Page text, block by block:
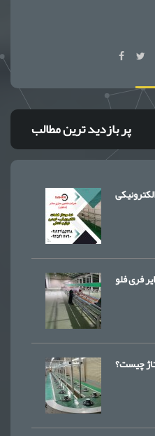
پر بازدید ترین مطالب
فری فلو
چیست؟